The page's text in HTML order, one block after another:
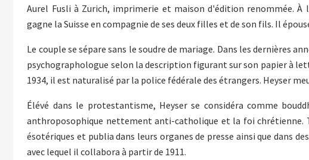
Aurel Fusli à Zurich, imprimerie et maison d'édition renommée.
gagne la Suisse en compagnie de ses deux filles et de son fils. Il
Le couple se sépare sans le soudre de mariage. Dans les dernières
psychographologue selon la description figurant sur son papier à
1934, il est naturalisé par la police fédérale des étrangers. Heyser
Élévé dans le protestantisme, Heyser se considéra comme
anthroposophique nettement anti-catholique et la foi chrétienne.
ésotériques et publia dans leurs organes de presse ainsi que dans
avec lequel il collabora à partir de 1911.